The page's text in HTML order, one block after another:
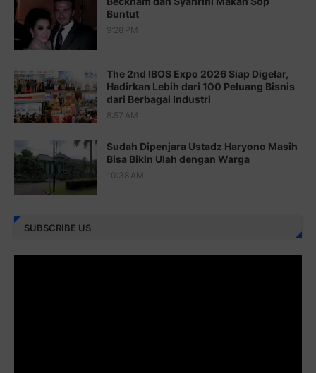
Juz 20 ⇨http://j.mp/2brI1zc
Juz 21 ⇨http://j.mp/2b8VcBO
Juz 22 ⇨http://j.mp/2bFRxNP
Juz 23 ⇨http://j.mp/2brItxm
Juz 25 ⇨http://j.mp/2brImlf
Juz 26 ⇨http://j.mp/2bFRHF2
Buntut
9:28 PM
The 2nd IBOS Expo 2026 Siap Digelar,
Hadirkan Lebih dari 100 Peluang Bisnis
dari Berbagai Industri
8:57 AM
Sudah Dipenjara Ustadz Haryono Masih
Bisa Bikin Ulah dengan Warga
10:38 AM
SUBSCRIBE US